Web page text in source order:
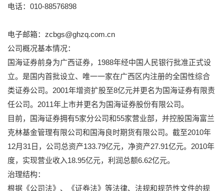
电话：010-88576898
电子邮箱：zcbgs@ghzq.com.cn
公司概况基本情况：
国海证券前身为广西证券，1988年经中国人民银行批准正式设
立。是国内首批设立、唯一一家在广西区内注册的全国性综合
类证券公司。2001年增资扩股至8亿元并更名为国海证券有限责
任公司。2011年上市并更名为国海证券股份有限公司。
目前，国海证券拥有5家分公司和55家营业部，并控股国海富兰
克林基金管理有限公司和国海良时期货有限公司。截至2010年
12月31日，公司总资产133.79亿元，净资产27.91亿元。2010年
度，实现营业收入18.95亿元，利润总额6.62亿元。
治理结构：
根据《公司法》、《证券法》等法律、法规和规范性文件的规